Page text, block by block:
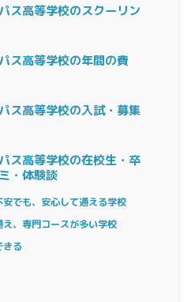
ス高等学校のスクーリン
ス高等学校の年間の費
ス高等学校の入試・募集
ス高等学校の在校生・卒
・体験談
でも、安心して通える学校
、専門コースが多い学校
きる